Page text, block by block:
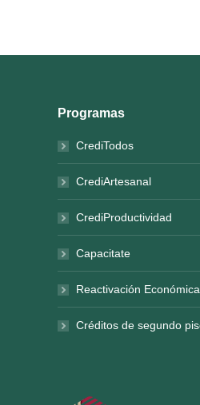
Programas
CrediTodos
CrediArtesanal
CrediProductividad
Capacitate
Reactivación
Créditos de segundo